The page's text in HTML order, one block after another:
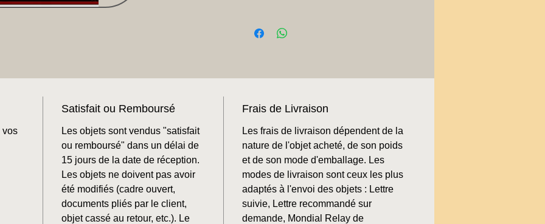
vos
Satisfait ou Remboursé
Les objets sont vendus "satisfait
ou remboursé" dans un délai de
15 jours de la date de réception.
Les objets ne doivent pas avoir
été modifiés (cadre ouvert,
documents pliés par le client,
objet cassé au retour, etc.). Le
Frais de Livraison
Les frais de livraison dépendent de la
nature de l'objet acheté, de son poids
et de son mode d'emballage. Les
modes de livraison sont ceux les plus
adaptés à l'envoi des objets : Lettre
suivie, Lettre recommandé sur
demande, Mondial Relay de